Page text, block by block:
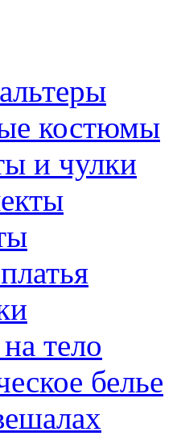
костюмы
и чулки
тело
белье